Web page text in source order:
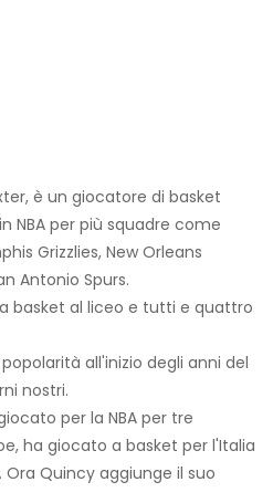
è un giocatore di basket
NBA per più squadre come
Grizzlies, New Orleans
Antonio Spurs.
basket al liceo e tutti e quattro
all'inizio degli anni del
nostri.
per la NBA per tre
ha giocato a basket per l'Italia
Quincy aggiunge il suo